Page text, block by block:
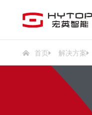
首页 解决方案